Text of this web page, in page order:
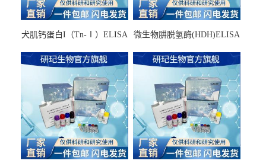
犬肌钙蛋白I（Tn-Ⅰ）ELISA
微生物肼脱氢酶(HDH)ELISA